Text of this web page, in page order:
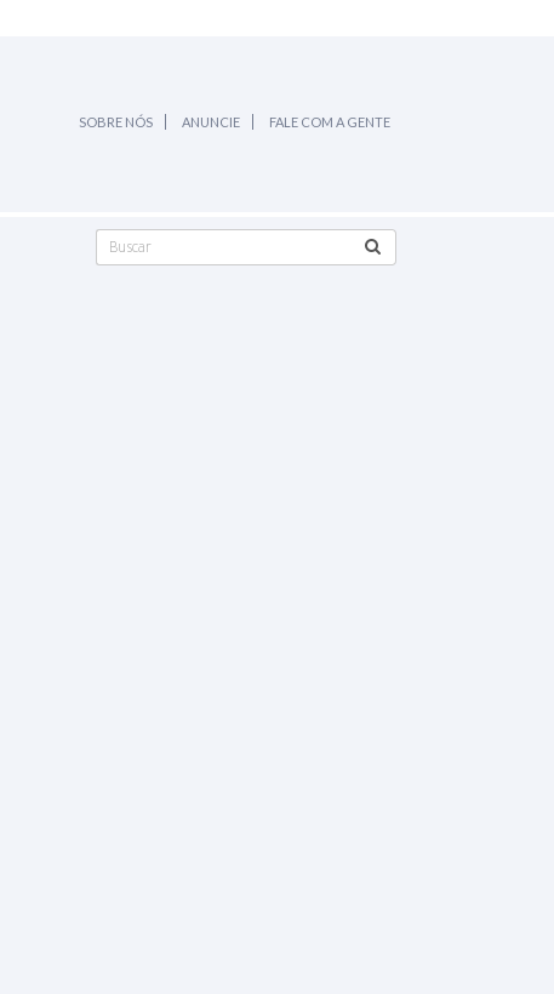
SOBRE NÓS ANUNCIE FALE COM A GENTE